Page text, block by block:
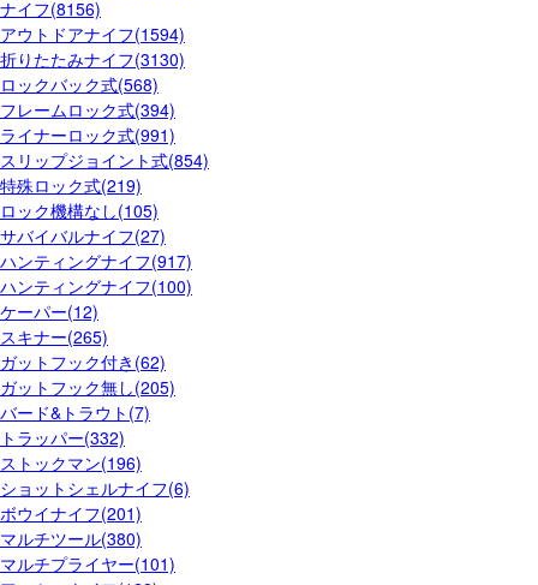
ナイフ(8156)
アウトドアナイフ(1594)
折りたたみナイフ(3130)
ロックバック式(568)
フレームロック式(394)
ライナーロック式(991)
スリップジョイント式(854)
特殊ロック式(219)
ロック機構なし(105)
サバイバルナイフ(27)
ハンティングナイフ(917)
ハンティングナイフ(100)
ケーパー(12)
スキナー(265)
ガットフック付き(62)
ガットフック無し(205)
バード&トラウト(7)
トラッパー(332)
ストックマン(196)
ショットシェルナイフ(6)
ボウイナイフ(201)
マルチツール(380)
マルチプライヤー(101)